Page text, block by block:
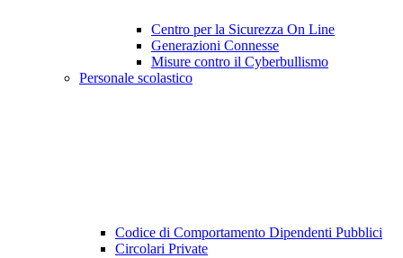
Centro per la Sicurezza On Line
Generazioni Connesse
Misure contro il Cyberbullismo
Personale scolastico
Codice di Comportamento Dipendenti Pubblici
Circolari Private